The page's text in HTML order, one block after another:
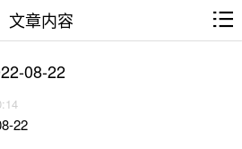
文章内容
08-22
22